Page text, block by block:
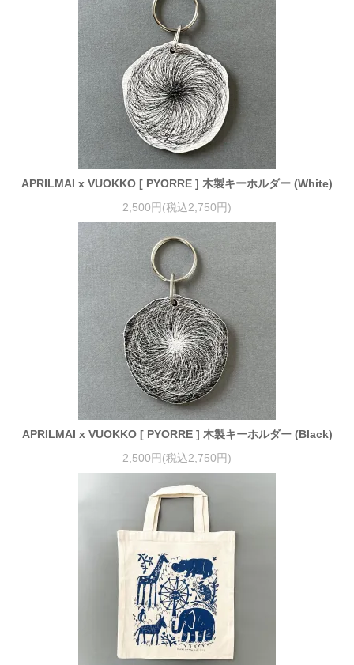
APRILMAI x VUOKKO [ PYORRE ] 木製キーホルダー (White)
2,500円(税込2,750円)
APRILMAI x VUOKKO [ PYORRE ] 木製キーホルダー (Black)
2,500円(税込2,750円)